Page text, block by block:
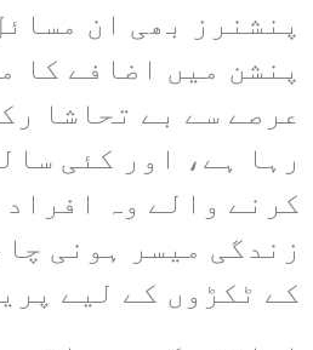
پنشنرز بھی ان
پنشن میں اضافے کا
عرصے سے بے تحاشا
رہا ہے، اور کئی
کرنے والے وہ
زندگی میسر ہونی
کے ٹکڑوں کے لیے